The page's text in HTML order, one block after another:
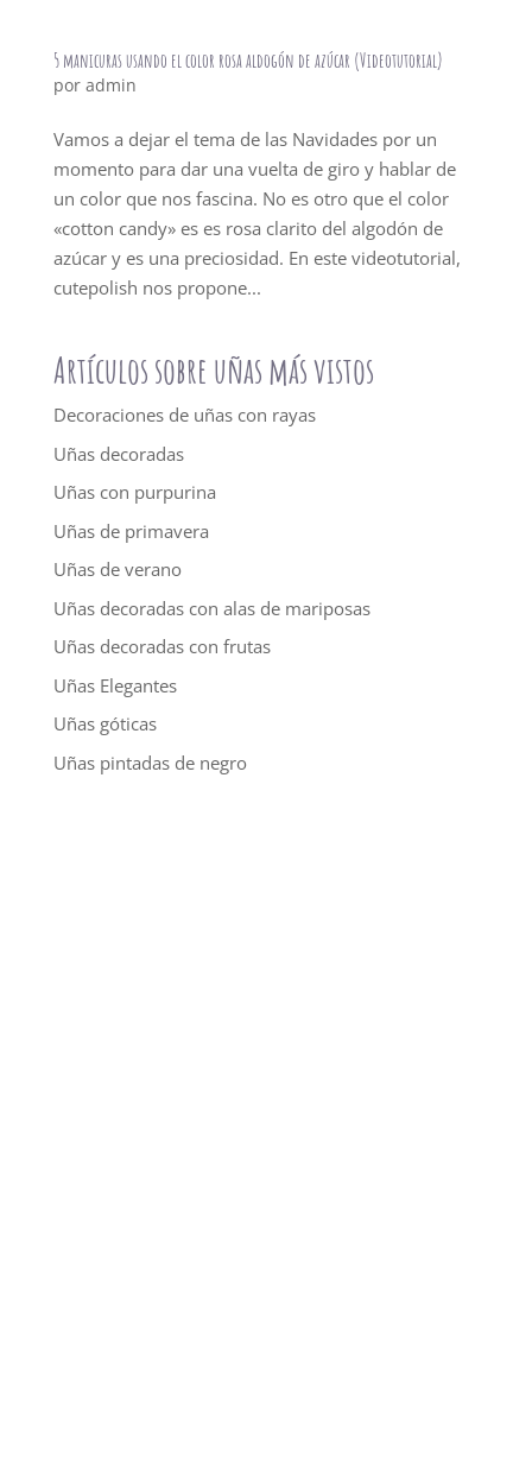
5 manicuras usando el color rosa aldogón de azúcar (Videotutorial)
por admin
Vamos a dejar el tema de las Navidades por un
momento para dar una vuelta de giro y hablar de
un color que nos fascina. No es otro que el color
«cotton candy» es es rosa clarito del algodón de
azúcar y es una preciosidad. En este videotutorial,
cutepolish nos propone...
Artículos sobre uñas más vistos
Decoraciones de uñas con rayas
Uñas decoradas
Uñas con purpurina
Uñas de primavera
Uñas de verano
Uñas decoradas con alas de mariposas
Uñas decoradas con frutas
Uñas Elegantes
Uñas góticas
Uñas pintadas de negro